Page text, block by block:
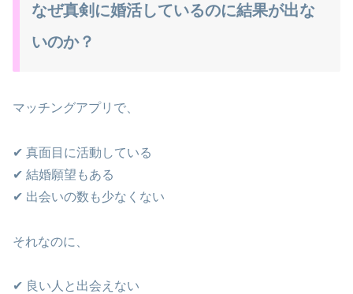
なぜ真剣に婚活しているのに結果が出な
いのか？
マッチングアプリで、
✔ 真面目に活動している
✔ 結婚願望もある
✔ 出会いの数も少なくない
それなのに、
✔ 良い人と出会えない